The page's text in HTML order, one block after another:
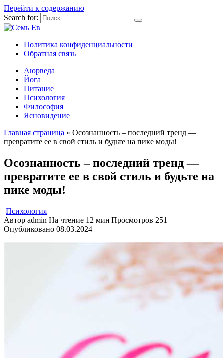
Перейти к содержанию
Search for:
Политика конфиденциальности
Обратная связь
Аюрведа
Йога
Питание
Психология
Философия
Ясновидение
Главная страница » Осознанность – последний тренд —
превратите ее в свой стиль и будьте на пике моды!
Осознанность – последний тренд —
превратите ее в свой стиль и будьте на
пике моды!
Психология
Автор admin На чтение 12 мин Просмотров 251
Опубликовано 08.03.2024